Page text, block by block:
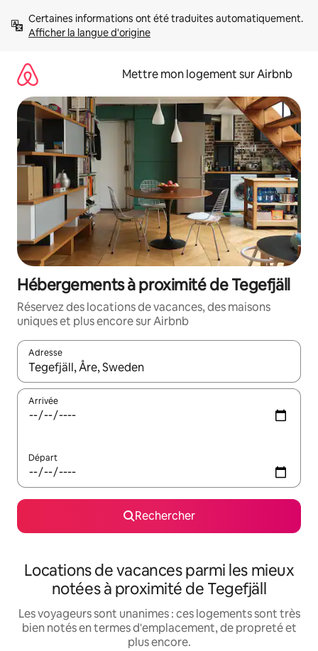
directement
Afficher la langue d'origine
Mettre mon logement sur Airbnb
Hébergements à proximité de Tegefjäll
Réservez des locations de vacances, des maisons
uniques et plus encore sur Airbnb
Adresse
Lorsque les résultats s'affichent, utilisez les flèches vers le
Arrivée
Départ
Rechercher
Locations de vacances parmi les mieux
notées à proximité de Tegefjäll
Les voyageurs sont unanimes : ces logements sont très
bien notés en termes d'emplacement, de propreté et
plus encore.